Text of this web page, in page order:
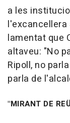
a les
l'excancellera
lamentat que
altaveu: "No
Ripoll, no
parla de
"MIRANT DE